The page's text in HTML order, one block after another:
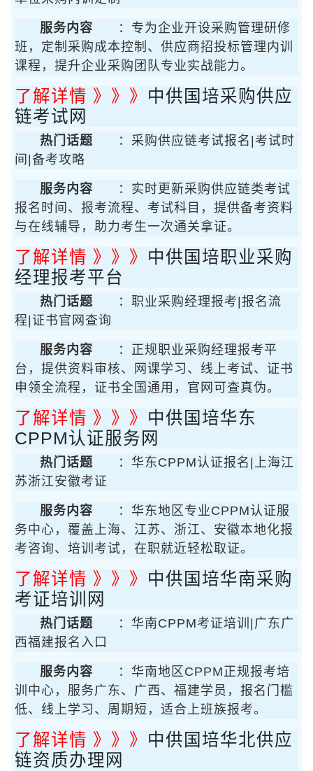
服务内容
：专为企业开设采购管理研修
班，定制采购成本控制、供应商招投标管理内训
课程，提升企业采购团队专业实战能力。
了解详情 》》》 中供国培采购供应
链考试网
热门话题
：采购供应链考试报名|考试时
间|备考攻略
服务内容
：实时更新采购供应链类考试
报名时间、报考流程、考试科目，提供备考资料
与在线辅导，助力考生一次通关拿证。
了解详情 》》》 中供国培职业采购
经理报考平台
热门话题
：职业采购经理报考|报名流
程|证书官网查询
服务内容
：正规职业采购经理报考平
台，提供资料审核、网课学习、线上考试、证书
申领全流程，证书全国通用，官网可查真伪。
了解详情 》》》 中供国培华东
CPPM认证服务网
热门话题
：华东CPPM认证报名|上海江
苏浙江安徽考证
服务内容
：华东地区专业CPPM认证服
务中心，覆盖上海、江苏、浙江、安徽本地化报
考咨询、培训考试，在职就近轻松取证。
了解详情 》》》 中供国培华南采购
考证培训网
热门话题
：华南CPPM考证培训|广东广
西福建报名入口
服务内容
：华南地区CPPM正规报考培
训中心，服务广东、广西、福建学员，报名门槛
低、线上学习、周期短，适合上班族报考。
了解详情 》》》 中供国培华北供应
链资质办理网